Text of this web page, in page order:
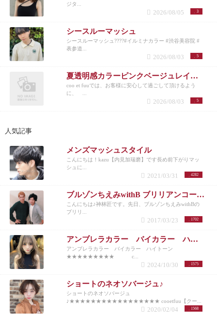
ジタ...
3
2026/08/05
シースルーマッシュ
シースルーマッシュ????#イルミナカラー #渋谷美容院 #
表参道...
5
2026/08/03
夏透明感カラーピンクベージュレイヤーカット
coo et fuuでは、お客様に安心して過ごして頂けるよう
に、 ...
5
2026/08/03
人気記事
メンズマッシュスタイル
こんにちは！kazu【内見加瑞磨】です長め前下がりマッ
シュに...
4282
2021/03/31
ブルゾンちえみwithB ブリリアンコージ君♪
こんにちは♪神林匠です。先日、ブルゾンちえみwithBの
ブリリ...
1702
2017/03/23
アンブレラカラー バイカラー ハイトーン
アンブレラカラー バイカラー ハイトーン
★★★★★★★★★ c...
1575
2024/10/30
ショートのネオソバージュ♪
ショートのネオソバージュ
♪★★★★★★★★★★★★★★★★★ cooetfuu【クー...
1568
2020/02/04